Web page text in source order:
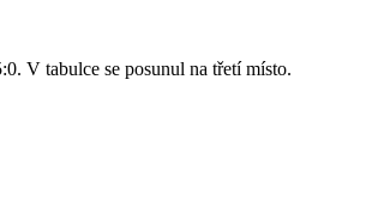
V tabulce se posunul na třetí místo.